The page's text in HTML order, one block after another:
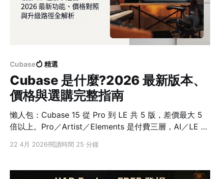
Cubase 精選
Cubase 是什麼?2026 最新版本、
價格與選購完整指南
懶人包：Cubase 15 從 Pro 到 LE 共 5 版，差價最大 5
倍以上。Pro／Artist／Elements 是付費三層，AI／LE 是
期待，結帳買 Elements 才發現少了一堆東西——這篇給
們客服在 LINE 上接到「Cubase 我想買一套，但官網看
22 4月 2026閱讀時間 25 分鐘